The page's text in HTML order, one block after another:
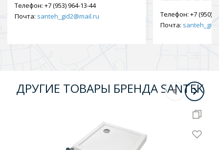
Телефон: +7 (953) 964-13-44
Почта: santeh_gid2@mail.ru Телефон: +7 (950)
Почта:
ДРУГИЕ ТОВАРЫ БРЕНДА SANTEK